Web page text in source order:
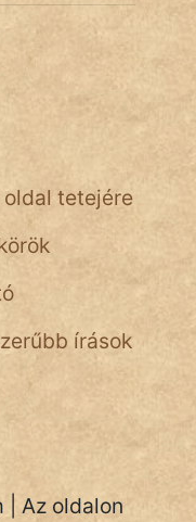
oldal tetejére
írások
Az oldalon